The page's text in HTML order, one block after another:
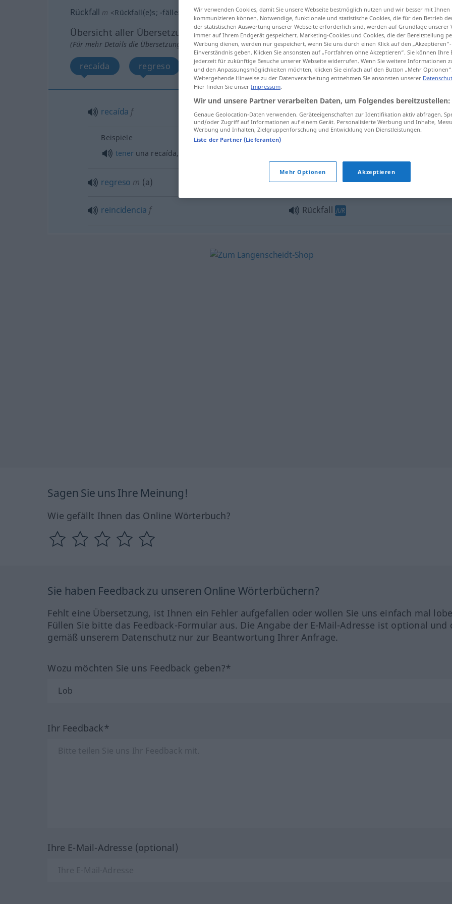
Rückfall m <Rückfall(e)s; -fälle
Übersicht aller Übersetzungen
(Für mehr Details die Übersetzung anklicken/antippen)
recaída regreso reincidencia
recaída f Rückfall MED
Beispiele
teneruna recaída,
regreso m (a) Rückfallin AKK (≈ Zurückfallen)
reincidencia f Rückfall JUR
Sagen Sie uns Ihre Meinung!
Wie gefällt Ihnen das Online Wörterbuch?
Sie haben Feedback zu unseren Online Wörterbüchern?
Fehlt eine Übersetzung, ist Ihnen ein Fehler aufgefallen oder wollen Sie uns einfach mal
Füllen Sie bitte das Feedback-Formular aus. Die Angabe der E-Mail-Adresse ist optional und
gemäß unserem Datenschutz nur zur Beantwortung Ihrer Anfrage.
Wozu möchten Sie uns Feedback geben?*
Ihr Feedback*
Ihre E-Mail-Adresse (optional)
Wir verwenden Cookies, damit Sie unsere Webseite bestmöglich nutzen und wir besser mit Ihnen
kommunizieren können. Notwendige, funktionale und statistische Cookies, die für den Betrieb
der statistischen Auswertung unserer Webseite erforderlich sind, werden auf Grundlage unserer
immer auf Ihrem Endgerät gespeichert. Marketing-Cookies und Cookies, die der Bereitstellung
Werbung dienen, werden nur gespeichert, wenn Sie uns durch einen Klick auf den
Einverständnis geben. Klicken Sie ansonsten auf „Fortfahren ohne Akzeptieren“. Sie können Ihre
jederzeit für zukünftige Besuche unserer Webseite widerrufen. Wenn Sie weitere Informationen
und den Anpassungsmöglichkeiten möchten, klicken Sie einfach auf den Button „Mehr Optionen“.
Weitergehende Hinweise zu der Datenverarbeitung entnehmen Sie ansonsten unserer
Hier finden Sie unser Impressum.
Wir und unsere Partner verarbeiten Daten, um Folgendes bereitzustellen:
Genaue Geolocation-Daten verwenden. Geräteeigenschaften zur Identifikation aktiv abfragen.
und/oder Zugriff auf Informationen auf einem Gerät. Personalisierte Werbung und Inhalte,
Werbung und Inhalten, Zielgruppenforschung und Entwicklung von Dienstleistungen.
Liste der Partner (Lieferanten)
Mehr Optionen Akzeptieren